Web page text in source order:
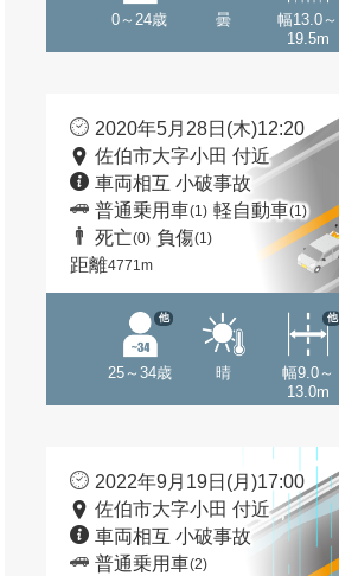
0～24歳 曇
幅13.0～
19.5m
2020年5月28日(木)12:20
佐伯市大字小田 付近
車両相互 小破事故
普通乗用車(1) 軽自動車(1)
死亡(0) 負傷(1)
距離4771m
25～34歳
他
晴
幅9.0～
13.0m
他
2022年9月19日(月)17:00
佐伯市大字小田 付近
車両相互 小破事故
普通乗用車(2)